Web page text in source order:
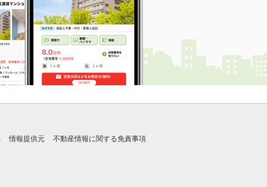
情報提供元 不動産情報に関する免責事項